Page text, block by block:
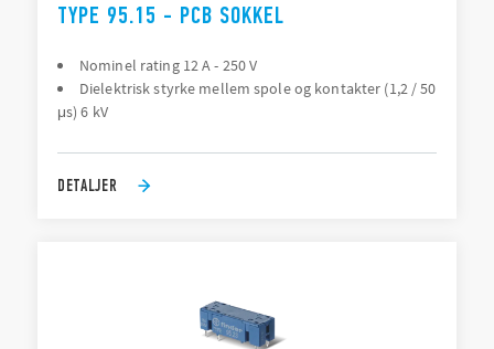
TYPE 95.15 - PCB SOKKEL
Nominel rating 12 A - 250 V
Dielektrisk styrke mellem spole og kontakter (1,2 / 50
μs) 6 kV
DETALJER